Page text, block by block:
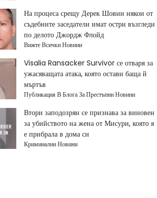
На процеса срещу Дерек Шовин някои от
съдебните заседатели имат остри възгледи
по делото Джордж Флойд
Вижте Всички Новини
Visalia Ransacker Survivor се отваря за
ужасяващата атака, която остави баща й
мъртъв
Публикация В Блога За Престъпни Новини
Втори заподозрян се признава за виновен
за убийството на жена от Мисури, която я
е прибрала в дома си
Криминални Новини